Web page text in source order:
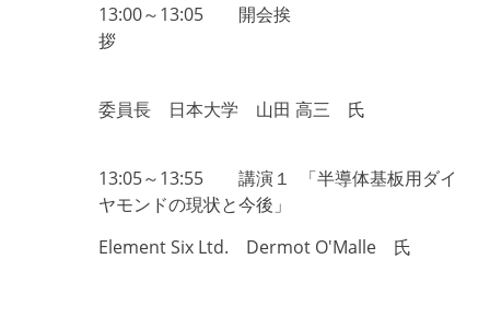
13:00～13:05 開会挨
拶
委員長 日本大学 山田 高三 氏
13:05～13:55 講演１ 「半導体基板用ダイ
ヤモンドの現状と今後」
Element Six Ltd. Dermot O'Malle 氏